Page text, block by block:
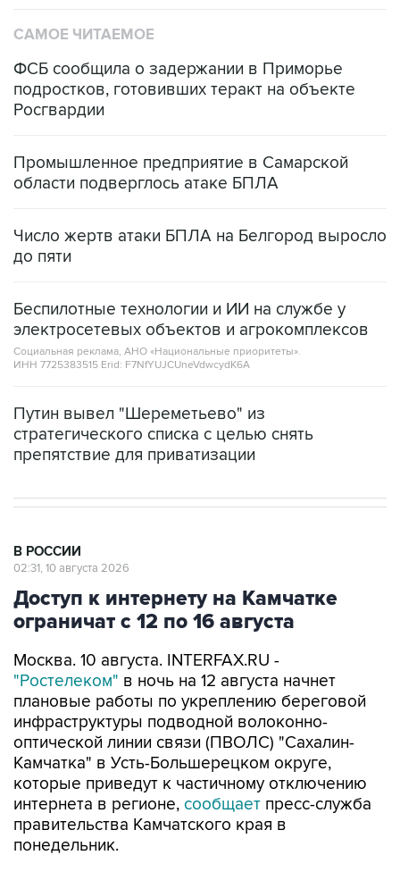
САМОЕ ЧИТАЕМОЕ
ФСБ сообщила о задержании в Приморье
подростков, готовивших теракт на объекте
Росгвардии
Промышленное предприятие в Самарской
области подверглось атаке БПЛА
Число жертв атаки БПЛА на Белгород выросло
до пяти
Беспилотные технологии и ИИ на службе у
электросетевых объектов и агрокомплексов
Социальная реклама, АНО «Национальные приоритеты».
ИНН 7725383515 Erid: F7NfYUJCUneVdwcydK6A
Путин вывел "Шереметьево" из
стратегического списка с целью снять
препятствие для приватизации
В РОССИИ
02:31, 10 августа 2026
Доступ к интернету на Камчатке
ограничат с 12 по 16 августа
Москва. 10 августа. INTERFAX.RU -
"Ростелеком" в ночь на 12 августа начнет
плановые работы по укреплению береговой
инфраструктуры подводной волоконно-
оптической линии связи (ПВОЛС) "Сахалин-
Камчатка" в Усть-Большерецком округе,
которые приведут к частичному отключению
интернета в регионе, сообщает пресс-служба
правительства Камчатского края в
понедельник.